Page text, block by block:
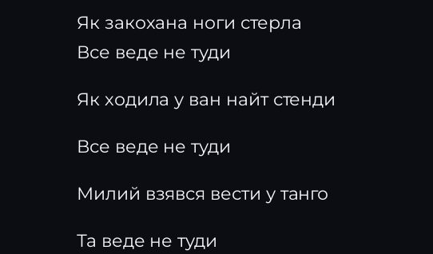
Як закохана ноги стерла
Все веде не туди
Як ходила у ван найт стенди
Все веде не туди
Милий взявся вести у танго
Та веде не туди